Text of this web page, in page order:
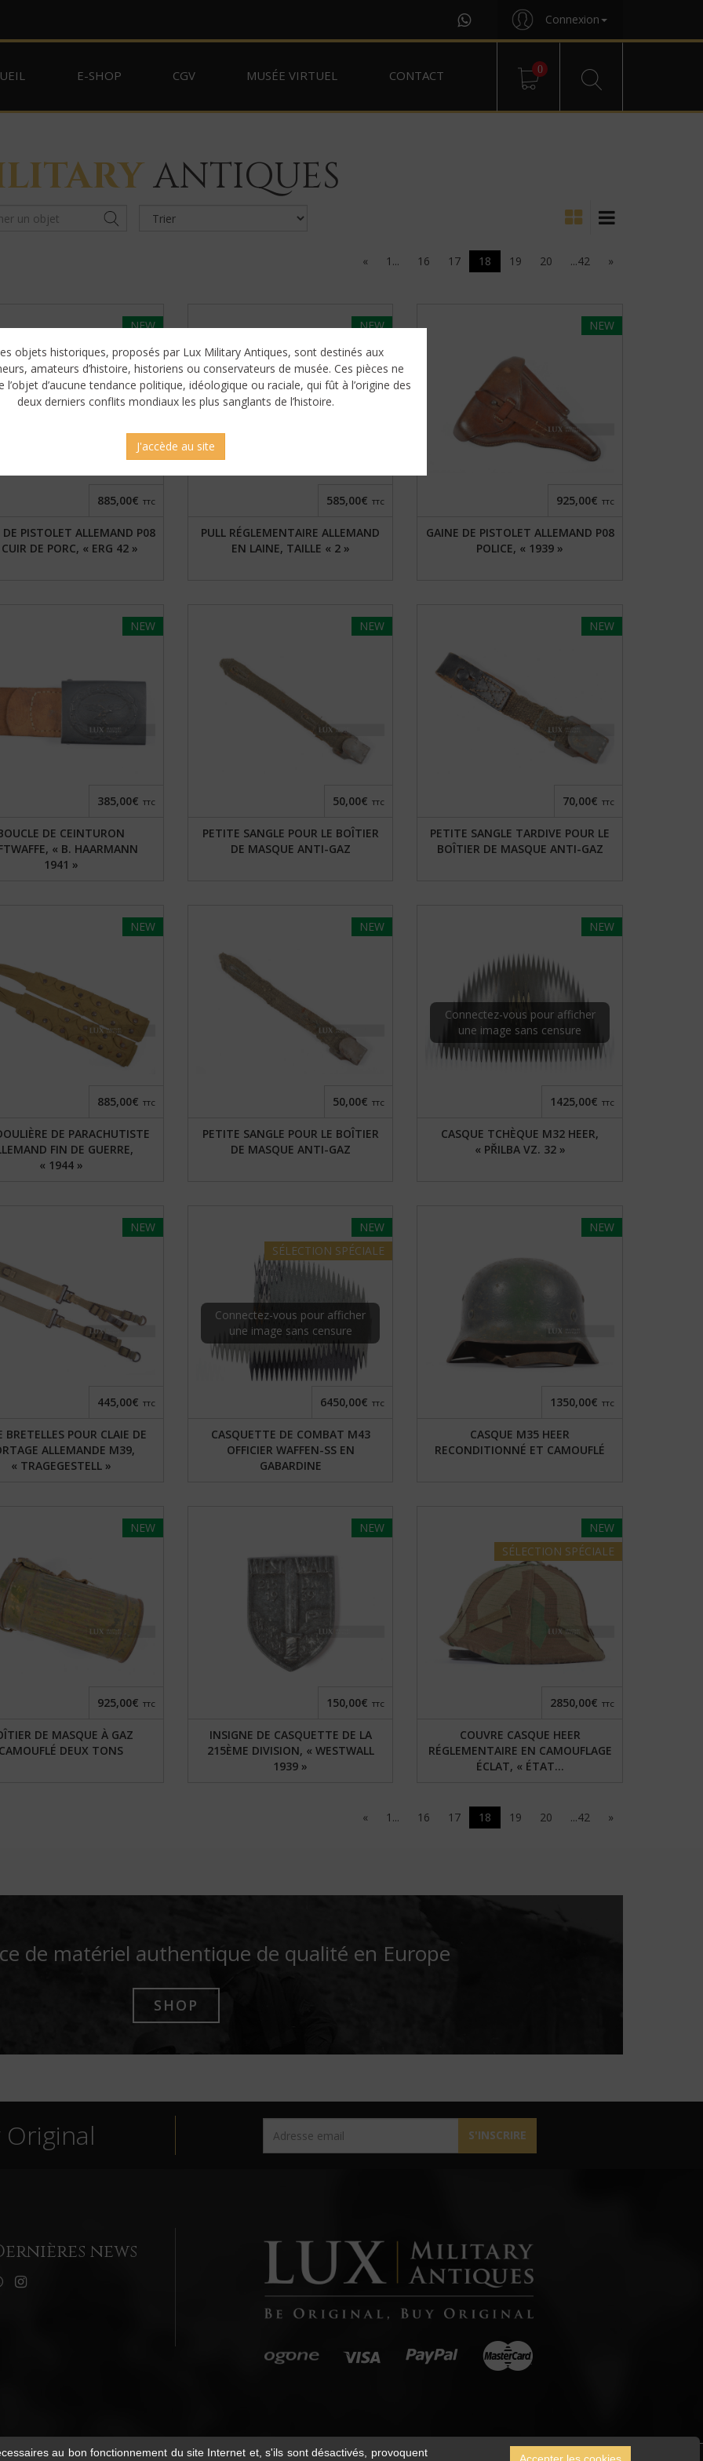
Connexion
E-SHOP CGV MUSÉE VIRTUEL CONTACT 0
ANTIQUES
« 1... 16 17 18 19 20 ...42 »
NEW
PISTOLET ALLEMAND P08
DE PORC, « ERG 42 »
885,00€ TTC
NEW
PULL RÉGLEMENTAIRE ALLEMAND
EN LAINE, TAILLE « 2 »
585,00€ TTC
NEW
GAINE DE PISTOLET ALLEMAND P08
POLICE, « 1939 »
925,00€ TTC
NEW
DE CEINTURON
« B. HAARMANN
1941 »
385,00€ TTC
NEW
PETITE SANGLE POUR LE BOÎTIER
DE MASQUE ANTI-GAZ
50,00€ TTC
NEW
PETITE SANGLE TARDIVE POUR LE
BOÎTIER DE MASQUE ANTI-GAZ
70,00€ TTC
NEW
DE PARACHUTISTE
FIN DE GUERRE,
« 1944 »
885,00€ TTC
NEW
PETITE SANGLE POUR LE BOÎTIER
DE MASQUE ANTI-GAZ
50,00€ TTC
NEW
Connectez-vous pour afficher
une image sans censure
CASQUE TCHÈQUE M32 HEER,
« PŘILBA VZ. 32 »
1425,00€ TTC
NEW
BRETELLES POUR CLAIE DE
ALLEMANDE M39,
« TRAGEGESTELL »
445,00€ TTC
NEW
SÉLECTION SPÉCIALE
Connectez-vous pour afficher
une image sans censure
CASQUETTE DE COMBAT M43
OFFICIER WAFFEN-SS EN
GABARDINE
6450,00€ TTC
NEW
CASQUE M35 HEER
RECONDITIONNÉ ET CAMOUFLÉ
1350,00€ TTC
NEW
DE MASQUE À GAZ
DEUX TONS
925,00€ TTC
NEW
INSIGNE DE CASQUETTE DE LA
215ÈME DIVISION, « WESTWALL
1939 »
150,00€ TTC
NEW
SÉLECTION SPÉCIALE
COUVRE CASQUE HEER
RÉGLEMENTAIRE EN CAMOUFLAGE
ÉCLAT, « ÉTAT...
2850,00€ TTC
« 1... 16 17 18 19 20 ...42 »
de matériel authentique de qualité en Europe
SHOP
S'INSCRIRE
news
objets historiques, proposés par Lux Military Antiques, sont destinés aux
amateurs d’histoire, historiens ou conservateurs de musée. Ces pièces ne
l’objet d’aucune tendance politique, idéologique ou raciale, qui fût à l’origine des
deux derniers conflits mondiaux les plus sanglants de l’histoire.
J'accède au site
au bon fonctionnement du site Internet et, s'ils sont désactivés, provoquent